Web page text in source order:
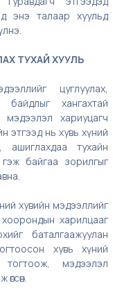
энэ талаар хуульд
ТУХАЙ ХУУЛЬ
цуглуулах,
хангахтай
хариуцагч
этгээд нь хувь хүний
ашиглахдаа тухайн
байгаа зорилгыг
хувийн мэдээллийг
харилцааг
баталгаажуулан
хувь хүний
тогтоож, мэдээлэл